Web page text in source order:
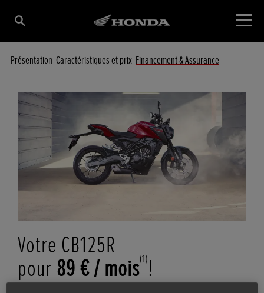
Présentation Caractéristiques et prix Financement & Assurance
Votre CB125R
pour 89 € / mois(1)!